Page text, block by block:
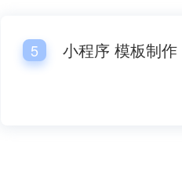
5 小程序 模板制作